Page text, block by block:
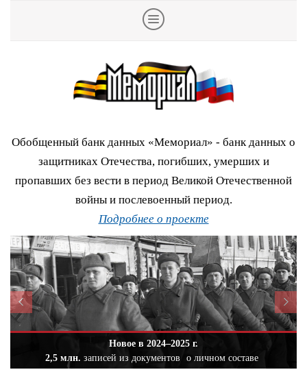
Обобщенный банк данных «Мемориал» - банк данных о
защитниках Отечества, погибших, умерших и
пропавших без вести в период Великой Отечественной
войны и послевоенный период.
Подробнее о проекте
Новое в 2024–2025 г.
2,5 млн. записей из документов о личном составе